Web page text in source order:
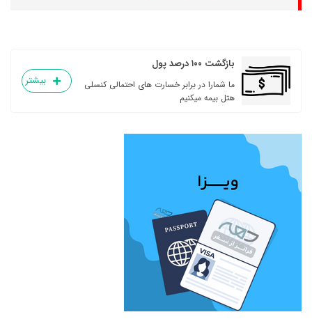
بازگشت ۱۰۰ درصد پول
ما شمارا در برابر خسارت های احتمالی کنسلی
هتل بیمه میکنیم
بیشتر